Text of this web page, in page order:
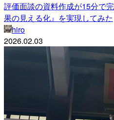
評価面談の資料作成が15分で
果の見える化』を実現してみた
hiro
2026.02.03